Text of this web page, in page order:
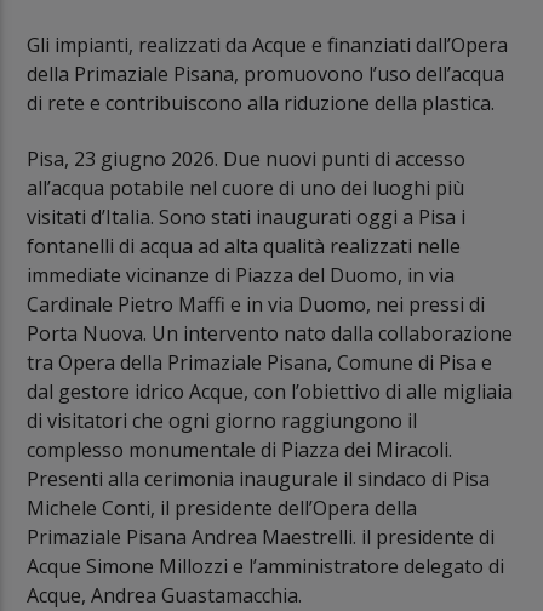
Gli impianti, realizzati da Acque e finanziati dall’Opera
della Primaziale Pisana, promuovono l’uso dell’acqua
di rete e contribuiscono alla riduzione della plastica.
Pisa, 23 giugno 2026. Due nuovi punti di accesso
all’acqua potabile nel cuore di uno dei luoghi più
visitati d’Italia. Sono stati inaugurati oggi a Pisa i
fontanelli di acqua ad alta qualità realizzati nelle
immediate vicinanze di Piazza del Duomo, in via
Cardinale Pietro Maffi e in via Duomo, nei pressi di
Porta Nuova. Un intervento nato dalla collaborazione
tra Opera della Primaziale Pisana, Comune di Pisa e
dal gestore idrico Acque, con l’obiettivo di alle migliaia
di visitatori che ogni giorno raggiungono il
complesso monumentale di Piazza dei Miracoli.
Presenti alla cerimonia inaugurale il sindaco di Pisa
Michele Conti, il presidente dell’Opera della
Primaziale Pisana Andrea Maestrelli. il presidente di
Acque Simone Millozzi e l’amministratore delegato di
Acque, Andrea Guastamacchia.